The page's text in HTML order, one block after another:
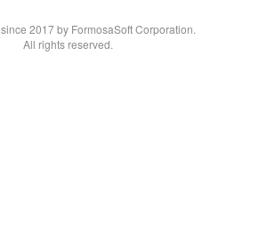
2017 by FormosaSoft Corporation.
All rights reserved.